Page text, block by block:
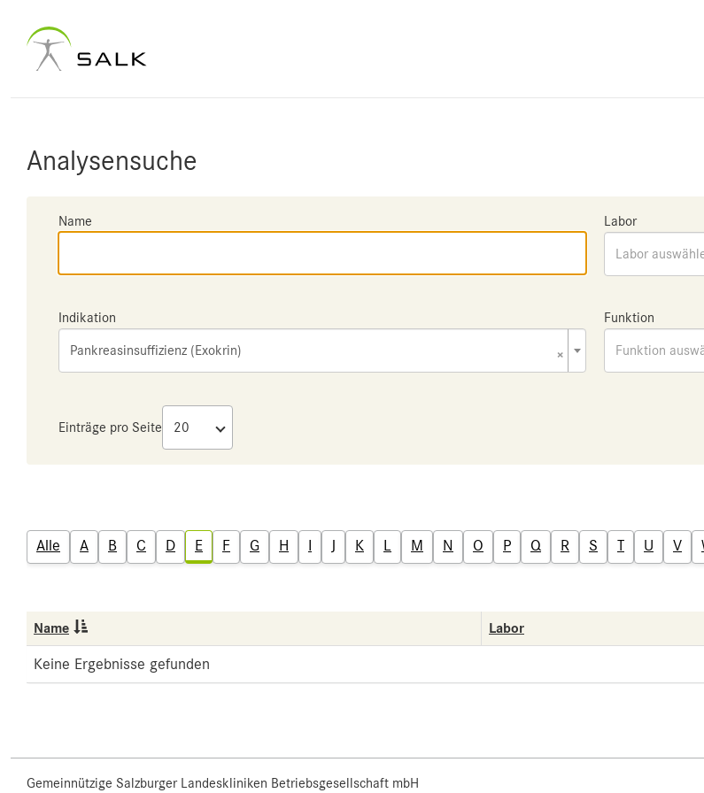
Analysensuche
Name Labor
Labor
Indikation
×
Pankreasinsuffizienz (Exokrin)
Funktion
Funktion
Einträge pro Seite
Alle A B C D E F G H I J K L M N O P Q R S T U V
Name Labor
Keine Ergebnisse gefunden
Gemeinnützige Salzburger Landeskliniken Betriebsgesellschaft mbH